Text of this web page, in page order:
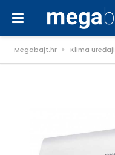
Megabajt.hr Klima uređaji